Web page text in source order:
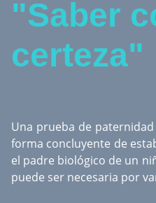
"Saber
certeza"
Una prueba de
forma concluyente de
el padre biológico de un
puede ser necesaria por